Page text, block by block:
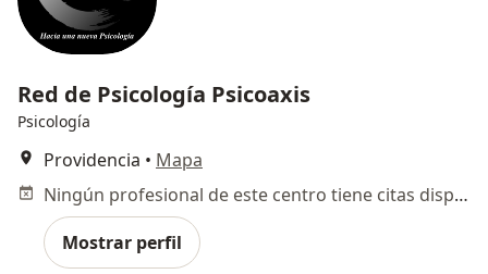
Red de Psicología Psicoaxis
Psicología
Providencia • Mapa
Ningún profesional de este centro tiene citas disponibles
Mostrar perfil